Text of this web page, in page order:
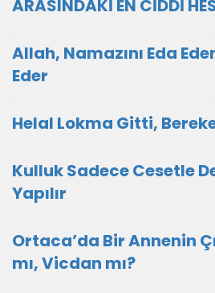
ARASINDAKİ EN CİDDİ
Allah, Namazını Eda
Eder
Helal Lokma Gitti,
Kulluk Sadece Cesetle
Yapılır
Ortaca’da Bir Annenin
mı, Vicdan mı?